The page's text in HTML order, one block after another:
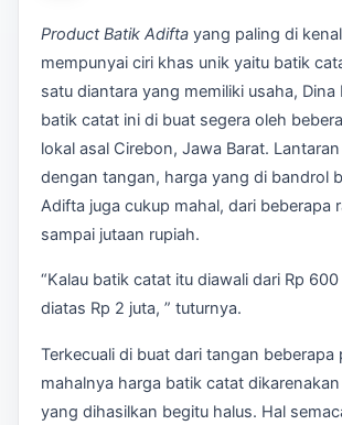
Product Batik Adifta yang paling di
mempunyai ciri khas unik yaitu batik
satu diantara yang memiliki usaha, Dina
batik catat ini di buat segera oleh
lokal asal Cirebon, Jawa Barat.
dengan tangan, harga yang di bandrol
Adifta juga cukup mahal, dari beberapa
sampai jutaan rupiah.
“Kalau batik catat itu diawali dari Rp
diatas Rp 2 juta, ” tuturnya.
Terkecuali di buat dari tangan beberapa
mahalnya harga batik catat
yang dihasilkan begitu halus. Hal